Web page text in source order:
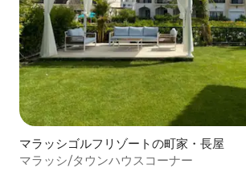
マラッシゴルフリゾートの町家・長屋
マラッシ/タウンハウスコーナー